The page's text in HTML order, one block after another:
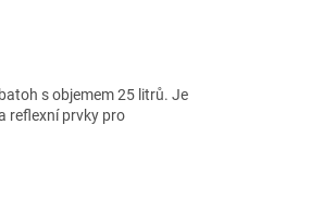
s objemem 25 litrů. Je
reflexní prvky pro